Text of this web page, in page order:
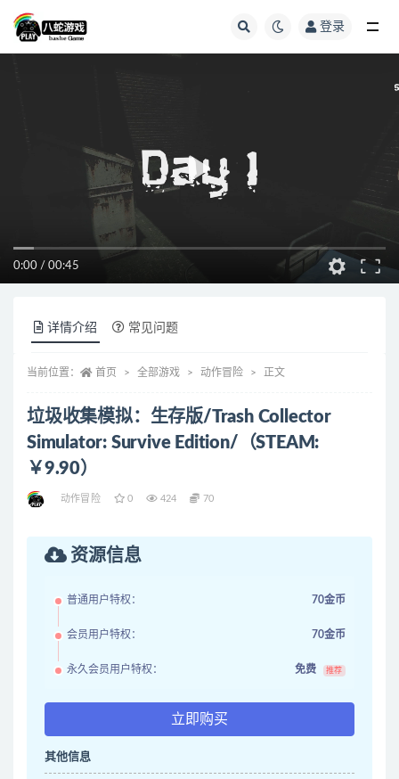
登录
0:00 / 00:45
详情介绍 常见问题
当前位置： 首页 全部游戏 动作冒险 正文
垃圾收集模拟：生存版/Trash Collector
Simulator: Survive Edition/（STEAM:
￥9.90）
动作冒险 0 424 70
资源信息
普通用户特权： 70金币
会员用户特权： 70金币
永久会员用户特权： 免费 推荐
立即购买
其他信息